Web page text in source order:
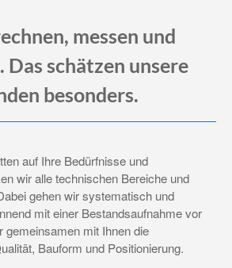
messen und
Das schätzen unsere
besonders.
auf Ihre Bedürfnisse und
wir alle technischen Bereiche und
gehen wir systematisch und
mit einer Bestandsaufnahme vor
gemeinsamen mit Ihnen die
Bauform und Positionierung.